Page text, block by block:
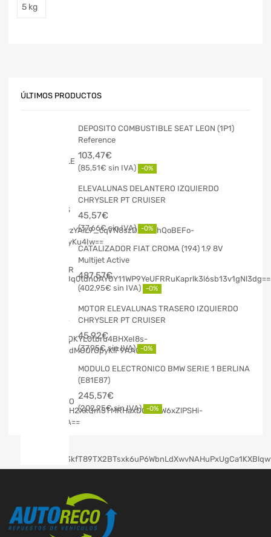
5 kg
ÚLTIMOS PRODUCTOS
DEPOSITO COMBUSTIBLE SEAT LEON (1P1)
Reference
103,47€
85,51€ -0%
ELEVALUNAS DELANTERO IZQUIERDO
CHRYSLER PT CRUISER
45,57€
37,66€ -0%
CATALIZADOR FIAT CROMA (194) 1.9 8V
Multijet Active
487,57€
402,95€ -0%
MOTOR ELEVALUNAS TRASERO IZQUIERDO
CHRYSLER PT CRUISER
45,92€
37,95€ -0%
MODULO ELECTRONICO BMW SERIE 1 BERLINA
(E81E87)
245,57€
202,95€ -0%